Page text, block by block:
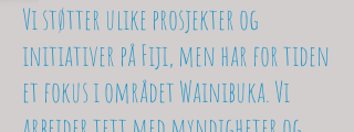
Vi støtter ulike prosjekter og
initiativer på Fiji, men har for tiden
et fokus i området Wainibuka. Vi